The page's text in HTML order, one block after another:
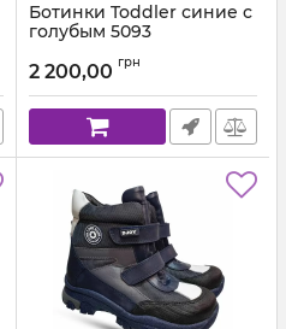
Ботинки Toddler синие с
голубым 5093
2 200,00 грн